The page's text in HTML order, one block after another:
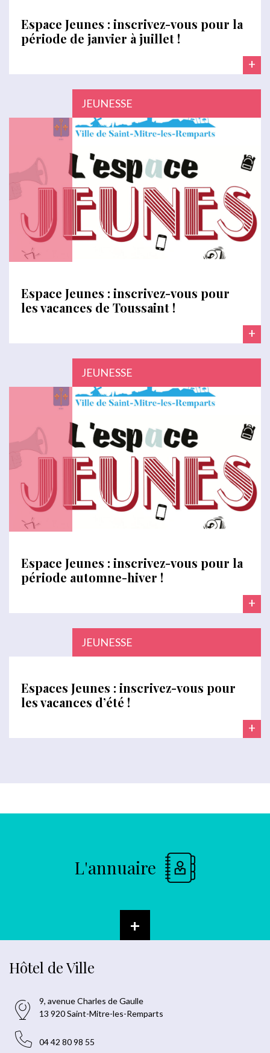
Espace Jeunes : inscrivez-vous pour la
période de janvier à juillet !
+
JEUNESSE
Espace Jeunes : inscrivez-vous pour
les vacances de Toussaint !
+
JEUNESSE
Espace Jeunes : inscrivez-vous pour la
période automne-hiver !
+
JEUNESSE
Espaces Jeunes : inscrivez-vous pour
les vacances d’été !
+
L'annuaire
+
Hôtel de Ville
9, avenue Charles de Gaulle
13 920 Saint-Mitre-les-Remparts
04 42 80 98 55